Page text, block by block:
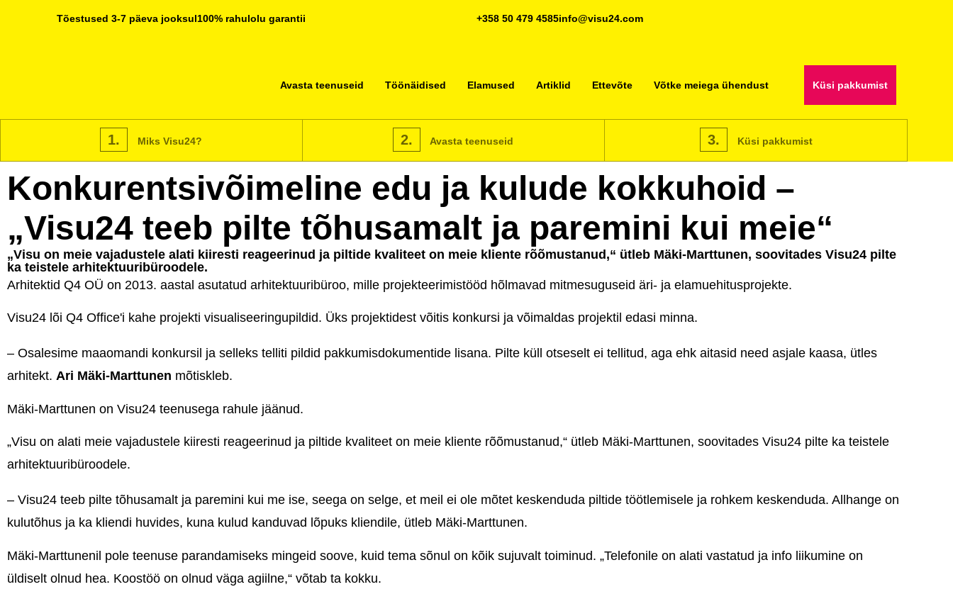
Tõestused 3-7 päeva jooksul100% rahulolu garantii +358 50 479 4585info@visu24.com
Avasta teenuseid Töönäidised Elamused Artiklid Ettevõte Võtke meiega ühendust Küsi pakkumist
1. Miks Visu24? 2. Avasta teenuseid 3. Küsi pakkumist
Konkurentsivõimeline edu ja kulude kokkuhoid –
„Visu24 teeb pilte tõhusamalt ja paremini kui meie“
„Visu on meie vajadustele alati kiiresti reageerinud ja piltide kvaliteet on meie kliente rõõmustanud,“ ütleb Mäki-Marttunen, soovitades Visu24 pilte
ka teistele arhitektuuribüroodele.
Arhitektid Q4 OÜ on 2013. aastal asutatud arhitektuuribüroo, mille projekteerimistööd hõlmavad mitmesuguseid äri- ja elamuehitusprojekte.
Visu24 lõi Q4 Office'i kahe projekti visualiseeringupildid. Üks projektidest võitis konkursi ja võimaldas projektil edasi minna.
– Osalesime maaomandi konkursil ja selleks telliti pildid pakkumisdokumentide lisana. Pilte küll otseselt ei tellitud, aga ehk aitasid need asjale kaasa, ütles
arhitekt. Ari Mäki-Marttunen mõtiskleb.
Mäki-Marttunen on Visu24 teenusega rahule jäänud.
„Visu on alati meie vajadustele kiiresti reageerinud ja piltide kvaliteet on meie kliente rõõmustanud,“ ütleb Mäki-Marttunen, soovitades Visu24 pilte ka teistele
arhitektuuribüroodele.
– Visu24 teeb pilte tõhusamalt ja paremini kui me ise, seega on selge, et meil ei ole mõtet keskenduda piltide töötlemisele ja rohkem keskenduda. Allhange on
kulutõhus ja ka kliendi huvides, kuna kulud kanduvad lõpuks kliendile, ütleb Mäki-Marttunen.
Mäki-Marttunenil pole teenuse parandamiseks mingeid soove, kuid tema sõnul on kõik sujuvalt toiminud. „Telefonile on alati vastatud ja info liikumine on
üldiselt olnud hea. Koostöö on olnud väga agiilne,“ võtab ta kokku.